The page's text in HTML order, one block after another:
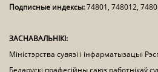
Подписные индексы:74801, 748012,
ЗАСНАВАЛЬНІКІ:
Міністэрства сувязі і інфарматызацыі